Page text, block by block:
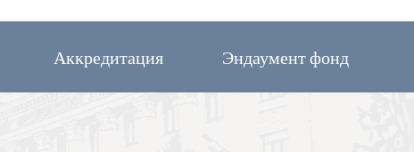
Аккредитация Эндаумент фонд